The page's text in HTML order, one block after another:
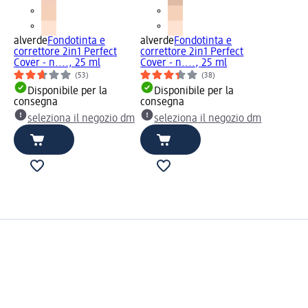
alverdeFondotinta e
correttore 2in1 Perfect
Cover - n...., 25 ml
(53)
Disponibile per la
consegna
seleziona il negozio dm
alverdeFondotinta e
correttore 2in1 Perfect
Cover - n...., 25 ml
(38)
Disponibile per la
consegna
seleziona il negozio dm